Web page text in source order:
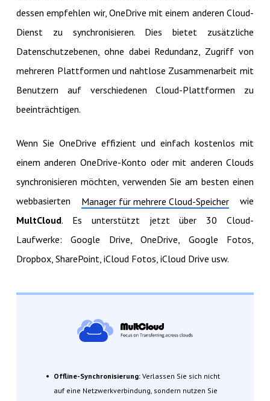
dessen empfehlen wir, OneDrive mit einem anderen Cloud-
Dienst zu synchronisieren. Dies bietet zusätzliche
Datenschutzebenen, ohne dabei Redundanz, Zugriff von
mehreren Plattformen und nahtlose Zusammenarbeit mit
Benutzern auf verschiedenen Cloud-Plattformen zu
beeinträchtigen.
Wenn Sie OneDrive effizient und einfach kostenlos mit
einem anderen OneDrive-Konto oder mit anderen Clouds
synchronisieren möchten, verwenden Sie am besten einen
webbasierten Manager für mehrere Cloud-Speicher wie
MultCloud. Es unterstützt jetzt über 30 Cloud-
Laufwerke: Google Drive, OneDrive, Google Fotos,
Dropbox, SharePoint, iCloud Fotos, iCloud Drive usw.
Offline-Synchronisierung: Verlassen Sie sich nicht
auf eine Netzwerkverbindung, sondern nutzen Sie